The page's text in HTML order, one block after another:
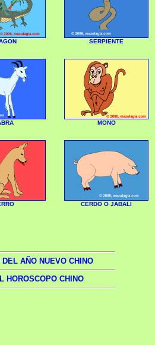
SERPIENTE
MONO
CERDO O JABALI
AÑO NUEVO CHINO
HOROSCOPO CHINO